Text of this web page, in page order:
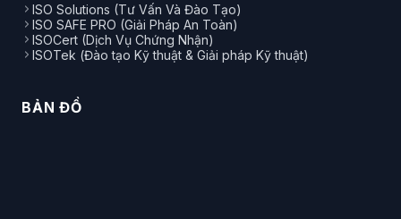
ISO Solutions (Tư Vấn Và Đào Tạo)
ISO SAFE PRO (Giải Pháp An Toàn)
ISOCert (Dịch Vụ Chứng Nhận)
ISOTek (Đào tạo Kỹ thuật & Giải pháp Kỹ thuật)
BẢN ĐỒ